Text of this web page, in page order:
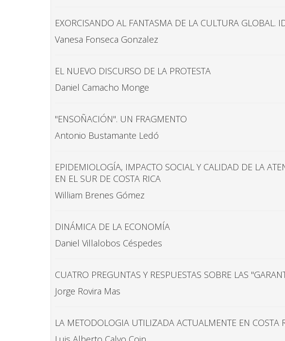
EXORCISANDO AL FANTASMA DE LA CULTURA GLOBAL.
Vanesa Fonseca Gonzalez
EL NUEVO DISCURSO DE LA PROTESTA
Daniel Camacho Monge
"ENSOÑACIÓN". UN FRAGMENTO
Antonio Bustamante Ledó
EPIDEMIOLOGÍA, IMPACTO SOCIAL Y CALIDAD DE LA
EN EL SUR DE COSTA RICA
William Brenes Gómez
DINÁMICA DE LA ECONOMÍA
Daniel Villalobos Céspedes
CUATRO PREGUNTAS Y RESPUESTAS SOBRE LAS
Jorge Rovira Mas
LA METODOLOGIA UTILIZADA ACTUALMENTE EN COSTA